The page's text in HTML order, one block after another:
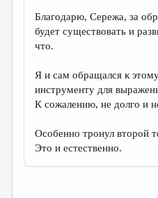
Благодарю, Сережа, за
будет существовать и
что.
Я и сам обращался к
инструменту для
К сожалению, не долго и
Особенно тронул второй
Это и естественно.